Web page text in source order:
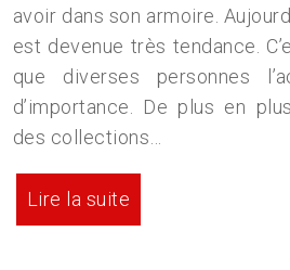
avoir dans son armoire.
est devenue très tendance.
que diverses personnes
d’importance. De plus en
des collections…
Lire la suite